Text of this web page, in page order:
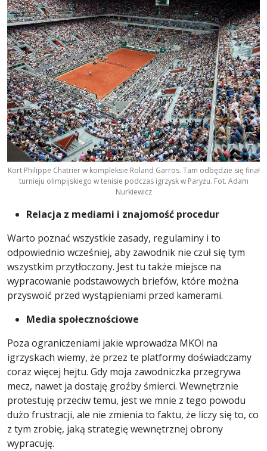
Kort Philippe Chatrier w kompleksie Roland Garros. Tam odbędzie się finał
turnieju olimpijskiego w tenisie podczas igrzysk w Paryżu. Fot. Adam
Nurkiewicz
Relacja z mediami i znajomość procedur
Warto poznać wszystkie zasady, regulaminy i to
odpowiednio wcześniej, aby zawodnik nie czuł się tym
wszystkim przytłoczony. Jest tu także miejsce na
wypracowanie podstawowych briefów, które można
przyswoić przed wystąpieniami przed kamerami.
Media społecznościowe
Poza ograniczeniami jakie wprowadza MKOl na
igrzyskach wiemy, że przez te platformy doświadczamy
coraz więcej hejtu. Gdy moja zawodniczka przegrywa
mecz, nawet ja dostaję groźby śmierci. Wewnętrznie
protestuję przeciw temu, jest we mnie z tego powodu
dużo frustracji, ale nie zmienia to faktu, że liczy się to, co
z tym zrobię, jaką strategię wewnętrznej obrony
wypracuję.